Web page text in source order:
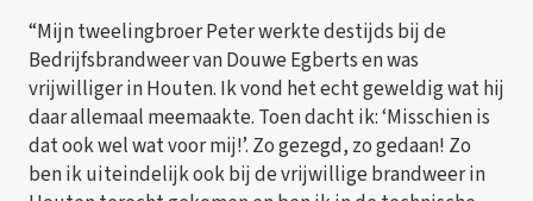
“Mijn tweelingbroer Peter werkte destijds bij de
Bedrijfsbrandweer van Douwe Egberts en was
vrijwilliger in Houten. Ik vond het echt geweldig wat hij
daar allemaal meemaakte. Toen dacht ik: ‘Misschien is
dat ook wel wat voor mij!’. Zo gezegd, zo gedaan! Zo
ben ik uiteindelijk ook bij de vrijwillige brandweer in